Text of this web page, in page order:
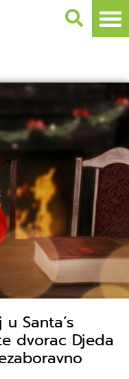
Santa’s
dvorac Djeda